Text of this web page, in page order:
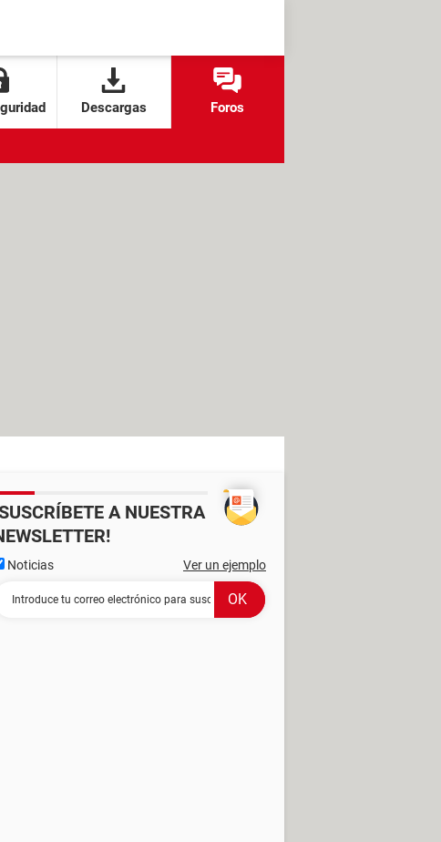
Descargas Foros
A NUESTRA
Noticias Ver un ejemplo